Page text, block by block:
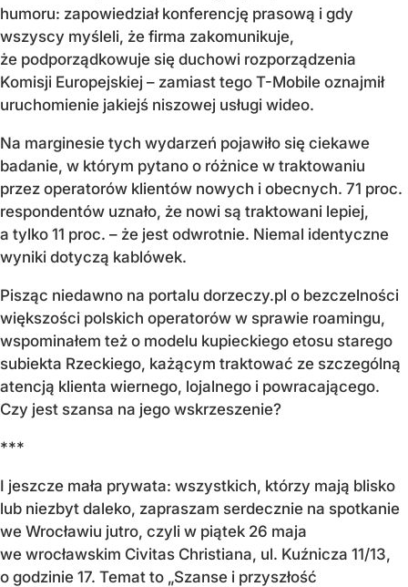
humoru: zapowiedział konferencję prasową i gdy
wszyscy myśleli, że firma zakomunikuje,
że podporządkowuje się duchowi rozporządzenia
Komisji Europejskiej – zamiast tego T-Mobile oznajmił
uruchomienie jakiejś niszowej usługi wideo.
Na marginesie tych wydarzeń pojawiło się ciekawe
badanie, w którym pytano o różnice w traktowaniu
przez operatorów klientów nowych i obecnych. 71 proc.
respondentów uznało, że nowi są traktowani lepiej,
a tylko 11 proc. – że jest odwrotnie. Niemal identyczne
wyniki dotyczą kablówek.
Pisząc niedawno na portalu dorzeczy.pl o bezczelności
większości polskich operatorów w sprawie roamingu,
wspominałem też o modelu kupieckiego etosu starego
subiekta Rzeckiego, każącym traktować ze szczególną
atencją klienta wiernego, lojalnego i powracającego.
Czy jest szansa na jego wskrzeszenie?
***
I jeszcze mała prywata: wszystkich, którzy mają blisko
lub niezbyt daleko, zapraszam serdecznie na spotkanie
we Wrocławiu jutro, czyli w piątek 26 maja
we wrocławskim Civitas Christiana, ul. Kuźnicza 11/13,
o godzinie 17. Temat to „Szanse i przyszłość